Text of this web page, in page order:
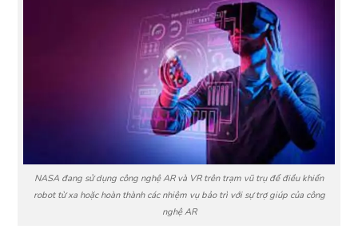
NASA đang sử dụng công nghệ AR và VR trên trạm vũ trụ để điều khiển
robot từ xa hoặc hoàn thành các nhiệm vụ bảo trì với sự trợ giúp của công
nghệ AR